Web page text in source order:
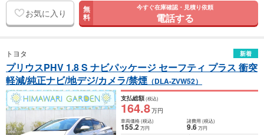
お気に入り 無
料
今すぐ在庫確認・見積り依頼
電話する
トヨタ 新着
プリウスPHV 1.8 S ナビパッケージ セーフティ プラス 衝突
軽減/純正ナビ/地デジ/カメラ/禁煙 （DLA-ZVW52）
支払総額(税込)
164.8万円
車両価格(税込)
155.2万円
諸費用 (税込)
9.6 万円